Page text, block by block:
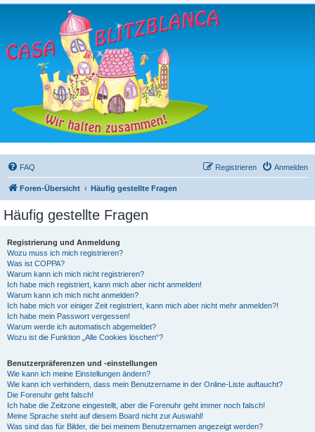
FAQ Anmelden
Registrieren
Foren-Übersicht Häufig gestellte Fragen
Häufig gestellte Fragen
Registrierung und Anmeldung
Wozu muss ich mich registrieren?
Was ist COPPA?
Warum kann ich mich nicht registrieren?
Ich habe mich registriert, kann mich aber nicht anmelden!
Warum kann ich mich nicht anmelden?
Ich habe mich vor einiger Zeit registriert, kann mich aber nicht mehr anmelden?!
Ich habe mein Passwort vergessen!
Warum werde ich automatisch abgemeldet?
Wozu ist die Funktion „Alle Cookies löschen“?
Benutzerpräferenzen und -einstellungen
Wie kann ich meine Einstellungen ändern?
Wie kann ich verhindern, dass mein Benutzername in der Online-Liste auftaucht?
Die Forenuhr geht falsch!
Ich habe die Zeitzone eingestellt, aber die Forenuhr geht immer noch falsch!
Meine Sprache steht auf diesem Board nicht zur Auswahl!
Was sind das für Bilder, die bei meinem Benutzernamen angezeigt werden?